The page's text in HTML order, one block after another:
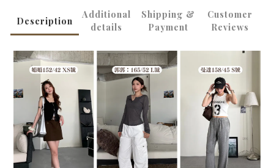
Description
Additional
details
Shipping &
Payment
Customer
Reviews